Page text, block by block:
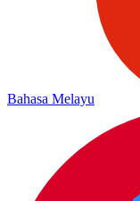
Bahasa Melayu